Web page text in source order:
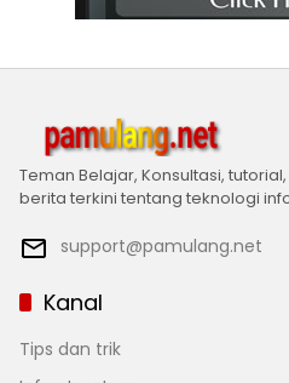
Teman Belajar, Konsultasi,
berita terkini tentang teknologi
support@pamulang.net
Kanal
Tips dan trik